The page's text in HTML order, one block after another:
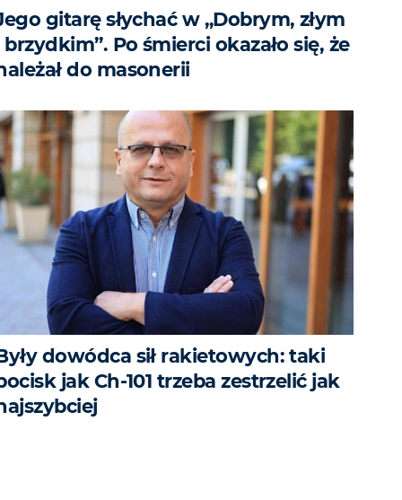
gitarę słychać w „Dobrym, złym
brzydkim”. Po śmierci okazało się, że
do masonerii
dowódca sił rakietowych: taki
jak Ch-101 trzeba zestrzelić jak